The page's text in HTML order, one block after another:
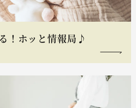
！ホッと情報局♪